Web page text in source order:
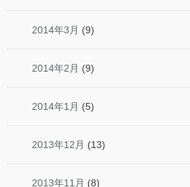
2014年3月 (9)
2014年2月 (9)
2014年1月 (5)
2013年12月 (13)
2013年11月 (8)